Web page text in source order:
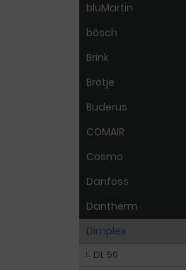
bluMartin
bösch
Brink
Brötje
Buderus
COMAIR
Cosmo
Danfoss
Dantherm
Dimplex
DL 50